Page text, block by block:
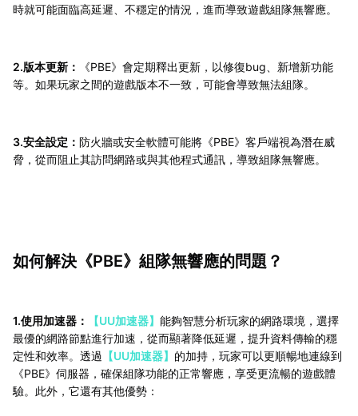
時就可能面臨高延遲、不穩定的情況，進而導致遊戲組隊無響應。
2.版本更新：
《PBE》會定期釋出更新，以修復bug、新增新功能
等。如果玩家之間的遊戲版本不一致，可能會導致無法組隊。
3.安全設定： 防火牆或安全軟體可能將《PBE》客戶端視為潛在威
脅，從而阻止其訪問網路或與其他程式通訊，導致組隊無響應。
如何解決《PBE》組隊無響應的問題？
1.使用加速器： 【UU加速器】 能夠智慧分析玩家的網路環境，選擇
最優的網路節點進行加速，從而顯著降低延遲，提升資料傳輸的穩
定性和效率。透過 【UU加速器】 的加持，玩家可以更順暢地連線到
《PBE》伺服器，確保組隊功能的正常響應，享受更流暢的遊戲體
驗。此外，它還有其他優勢：